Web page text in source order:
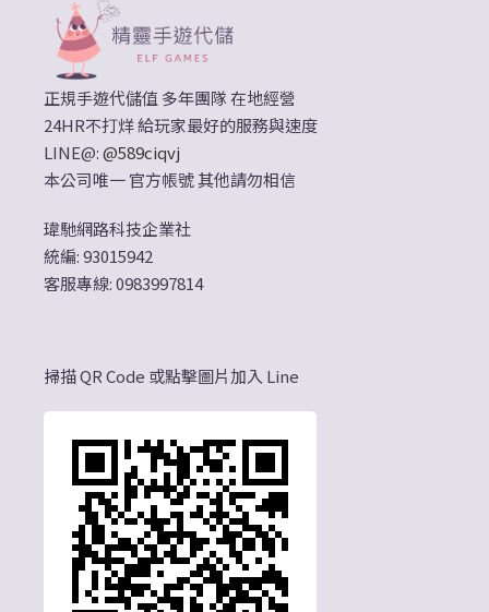
正規手遊代儲值 多年團隊 在地經營
24HR不打烊 給玩家最好的服務與速度
LINE@:@589ciqvj
本公司唯一 官方帳號 其他請勿相信
瑋馳網路科技企業社
統編: 93015942
客服專線: 0983997814
掃描 QR Code 或點擊圖片加入 Line